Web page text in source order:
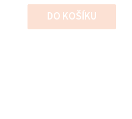
DO KOŠÍKU